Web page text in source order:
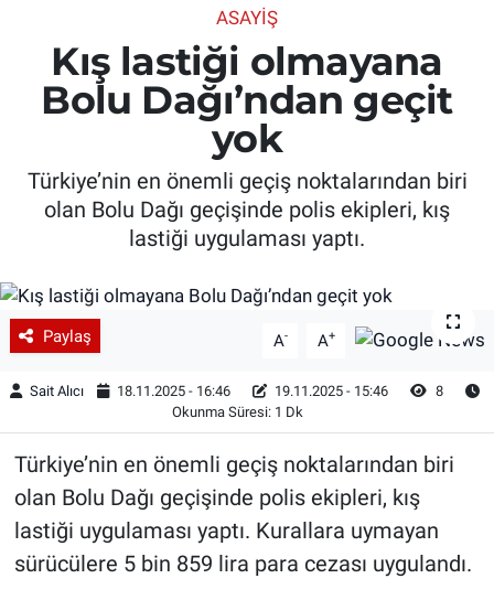
ASAYIŞ
Kış lastiği olmayana
Bolu Dağı’ndan geçit
yok
Türkiye’nin en önemli geçiş noktalarından biri
olan Bolu Dağı geçişinde polis ekipleri, kış
lastiği uygulaması yaptı.
Paylaş A- A+
Sait Alıcı 18.11.2025 - 16:46 19.11.2025 - 15:46
8
Okunma Süresi: 1 Dk
Türkiye’nin en önemli geçiş noktalarından biri
olan Bolu Dağı geçişinde polis ekipleri, kış
lastiği uygulaması yaptı. Kurallara uymayan
sürücülere 5 bin 859 lira para cezası uygulandı.